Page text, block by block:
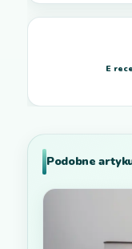
E
Podobne